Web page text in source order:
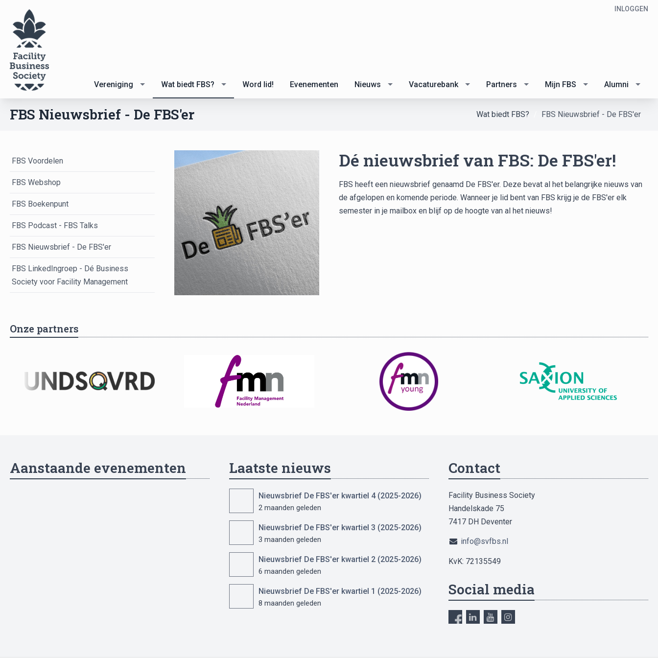
INLOGGEN
Vereniging Wat biedt FBS? Word lid! Evenementen Nieuws Vacaturebank Partners Mijn FBS Alumni
Wat biedt FBS? FBS Nieuwsbrief - De FBS'er
FBS Nieuwsbrief - De FBS'er
FBS Voordelen
FBS Webshop
FBS Boekenpunt
FBS Podcast - FBS Talks
FBS Nieuwsbrief - De FBS'er
FBS LinkedIngroep - Dé Business
Society voor Facility Management
Dé nieuwsbrief van FBS: De FBS'er!
FBS heeft een nieuwsbrief genaamd De FBS'er. Deze bevat al het belangrijke nieuws van
de afgelopen en komende periode. Wanneer je lid bent van FBS krijg je de FBS'er elk
semester in je mailbox en blijf op de hoogte van al het nieuws!
Onze partners
Aanstaande evenementen Laatste nieuws
Nieuwsbrief De FBS'er kwartiel 4 (2025-2026)
2 maanden geleden
Nieuwsbrief De FBS'er kwartiel 3 (2025-2026)
3 maanden geleden
Nieuwsbrief De FBS'er kwartiel 2 (2025-2026)
6 maanden geleden
Nieuwsbrief De FBS'er kwartiel 1 (2025-2026)
8 maanden geleden
Contact
Facility Business Society
Handelskade 75
7417 DH Deventer
info@svfbs.nl
KvK: 72135549
Social media